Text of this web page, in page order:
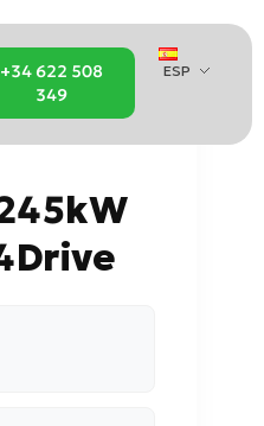
+34 622 508
349
ESP